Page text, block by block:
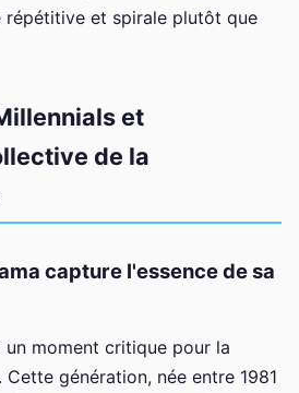
répétitive et spirale plutôt que
et
de la
capture l'essence de sa
un moment critique pour la
génération, née entre 1981